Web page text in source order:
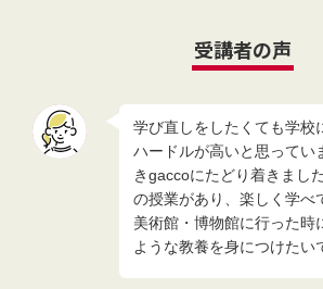
受講者の声
学び直しをしたくても学校
ハードルが高いと思ってい
きgaccoにたどり着きまし
の授業があり、楽しく学べ
美術館・博物館に行った時
ような教養を身につけたい